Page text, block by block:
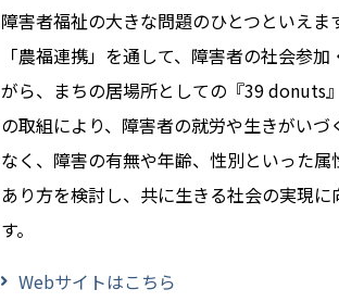
障害者福祉の大きな問題のひとつといえま
「農福連携」を通して、障害者の社会参
がら、まちの居場所としての『39 donuts
の取組により、障害者の就労や生きがい
なく、障害の有無や年齢、性別といった
あり方を検討し、共に生きる社会の実現
す。
Webサイトはこちら